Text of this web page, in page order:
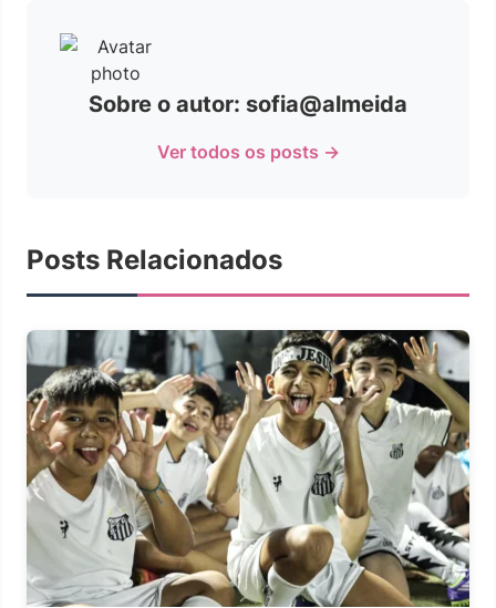
Sobre o autor: sofia@almeida
Ver todos os posts →
Posts Relacionados